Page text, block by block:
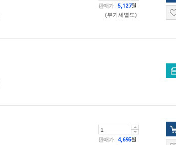
판매가 5,127원
(부가세별도)
판매가 4,695원